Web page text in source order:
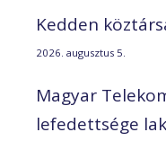
Kedden
2026. augusztus 5.
Magyar
lefedettsége